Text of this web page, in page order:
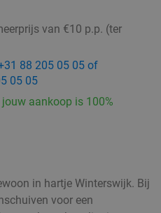
van €10 p.p. (ter
88 205 05 05 of
05 05
aankoop is 100%
in hartje Winterswijk. Bij
voor een